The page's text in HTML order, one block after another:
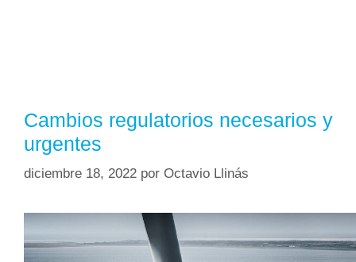
Cambios regulatorios necesarios y
urgentes
diciembre 18, 2022 por Octavio Llinás